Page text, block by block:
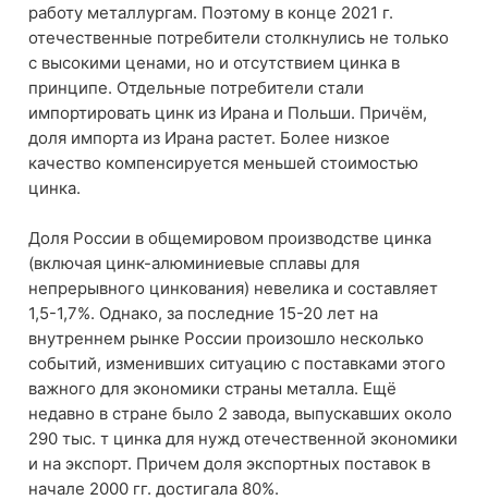
работу металлургам. Поэтому в конце 2021 г.
отечественные потребители столкнулись не только
с высокими ценами, но и отсутствием цинка в
принципе. Отдельные потребители стали
импортировать цинк из Ирана и Польши. Причём,
доля импорта из Ирана растет. Более низкое
качество компенсируется меньшей стоимостью
цинка.
Доля России в общемировом производстве цинка
(включая цинк-алюминиевые сплавы для
непрерывного цинкования) невелика и составляет
1,5-1,7%. Однако, за последние 15-20 лет на
внутреннем рынке России произошло несколько
событий, изменивших ситуацию с поставками этого
важного для экономики страны металла. Ещё
недавно в стране было 2 завода, выпускавших около
290 тыс. т цинка для нужд отечественной экономики
и на экспорт. Причем доля экспортных поставок в
начале 2000 гг. достигала 80%.